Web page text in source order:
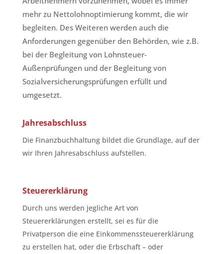
mehr zu Nettolohnoptimierung kommt, die wir
begleiten. Des Weiteren werden auch die
Anforderungen gegenüber den Behörden, wie z.B.
bei der Begleitung von Lohnsteuer-
Außenprüfungen und der Begleitung von
Sozialversicherungsprüfungen erfüllt und
umgesetzt.
Jahresabschluss
Die Finanzbuchhaltung bildet die Grundlage, auf der
wir Ihren Jahresabschluss aufstellen.
Steuererklärung
Durch uns werden jegliche Art von
Steuererklärungen erstellt, sei es für die
Privatperson die eine Einkommenssteuererklärung
zu erstellen hat, oder die Erbschaft – oder